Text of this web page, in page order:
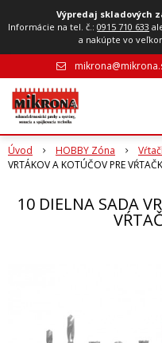
Výpredaj skladových
Informácie na tel. č.:0915 710 633
a nakúpte vo
Úvod HOBBY Zóna
VRTÁKOV A KOTÚČOV PRE
10 DIELNA SADA